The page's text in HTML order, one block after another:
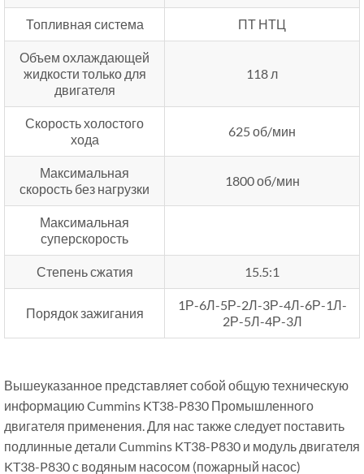
Топливная система ПТ НТЦ
Объем охлаждающей
жидкости только для
двигателя
118 л
Скорость холостого
хода
625 об/мин
Максимальная
скорость без нагрузки
1800 об/мин
Максимальная
суперскорость
Степень сжатия 15.5:1
Порядок зажигания
1Р-6Л-5Р-2Л-3Р-4Л-6Р-1Л-
2Р-5Л-4Р-3Л
Вышеуказанное представляет собой общую техническую
информацию Cummins KT38-P830 Промышленного
двигателя применения. Для нас также следует поставить
подлинные детали Cummins KT38-P830 и модуль двигателя
KT38-P830 с водяным насосом (пожарный насос)